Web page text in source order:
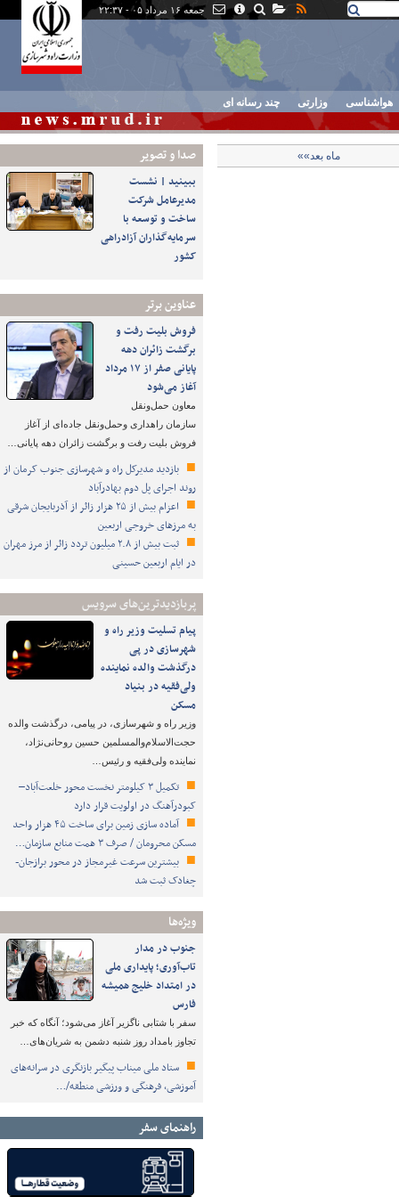
جمعه ۱۶ مرداد ۰۵ - ۲۲:۳۷
هواشناسی وزارتی چند رسانه ای
صدا و تصوير
ببینید | نشست
مدیرعامل شرکت
ساخت و توسعه با
سرمایه‌گذاران آزادراهی
کشور
عناوین برتر
فروش بلیت رفت و
برگشت زائران دهه
پایانی صفر از ۱۷ مرداد
آغاز می‌شود
معاون حمل‌ونقل
سازمان راهداری وحمل‌ونقل جاده‌ای از آغاز
فروش بلیت رفت و برگشت زائران دهه پایانی…
بازدید مدیرکل راه و شهرسازی جنوب کرمان از
روند اجرای پل دوم بهادرآباد
اعزام بیش از ۲۵ هزار زائر از آذربایجان شرقی
به مرزهای خروجی اربعین
ثبت بیش از ۲.۸ میلیون تردد زائر از مرز مهران
در ایام اربعین حسینی
پربازدیدترین‌های سرویس
پیام تسلیت وزیر راه و
شهرسازی در پی
درگذشت والده نماینده
ولی‌فقیه در بنیاد
مسکن
وزیر راه و شهرسازی، در پیامی، درگذشت والده
حجت‌الاسلام‌والمسلمین حسین روحانی‌نژاد،
نماینده ولی‌فقیه و رئیس…
تکمیل ۳ کیلومتر نخست محور خلعت‌آباد–
کبودرآهنگ در اولویت قرار دارد
آماده سازی زمین برای ساخت ۴۵ هزار واحد
مسکن محرومان / صرف ۳ همت منابع سازمان…
بیشترین سرعت غیرمجاز در محور برازجان-
چغادک ثبت شد
ویژه‌ها
جنوب در مدار
تاب‌آوری؛ پایداری ملی
در امتداد خلیج همیشه
فارس
سفر با شتابی ناگزیر آغاز می‌شود؛ آنگاه که خبر
تجاوز بامداد روز شنبه دشمن به شریان‌های…
ستاد ملی میناب پیگیر بازنگری در سرانه‌های
آموزشی، فرهنگی و ورزشی منطقه/…
راهنمای سفر
ماه بعد»»